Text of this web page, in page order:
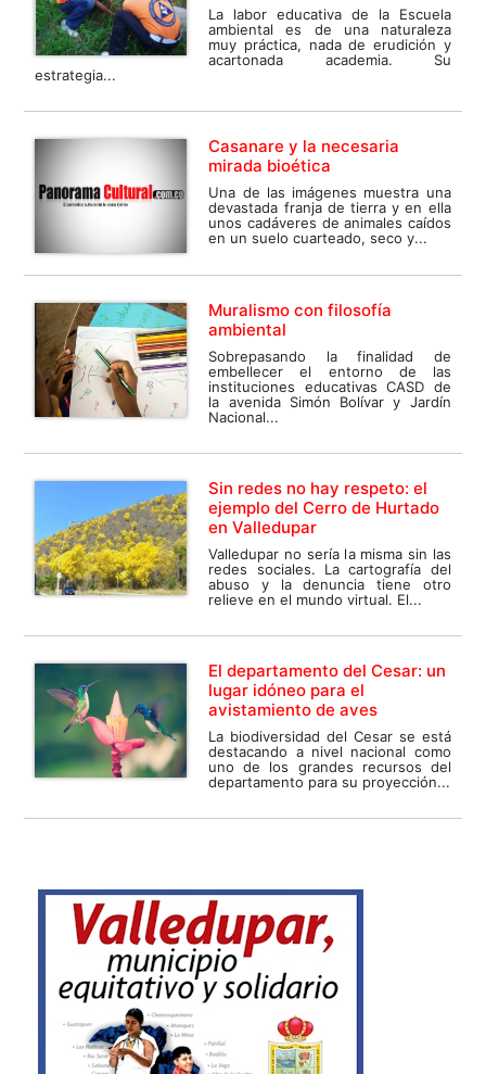
La labor educativa de la Escuela
ambiental es de una naturaleza
muy práctica, nada de erudición y
acartonada academia. Su
estrategia...
Casanare y la necesaria
mirada bioética
Una de las imágenes muestra una
devastada franja de tierra y en ella
unos cadáveres de animales caídos
en un suelo cuarteado, seco y...
Muralismo con filosofía
ambiental
Sobrepasando la finalidad de
embellecer el entorno de las
instituciones educativas CASD de
la avenida Simón Bolívar y Jardín
Nacional...
Sin redes no hay respeto: el
ejemplo del Cerro de Hurtado
en Valledupar
Valledupar no sería la misma sin las
redes sociales. La cartografía del
abuso y la denuncia tiene otro
relieve en el mundo virtual. El...
El departamento del Cesar: un
lugar idóneo para el
avistamiento de aves
La biodiversidad del Cesar se está
destacando a nivel nacional como
uno de los grandes recursos del
departamento para su proyección...